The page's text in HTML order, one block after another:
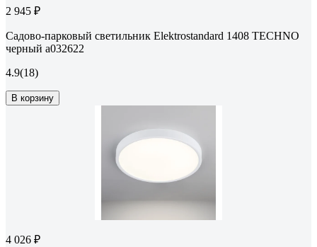
2 945 ₽
Садово-парковый светильник Elektrostandard 1408 TECHNO
черный a032622
4.9(18)
В корзину
4 026 ₽